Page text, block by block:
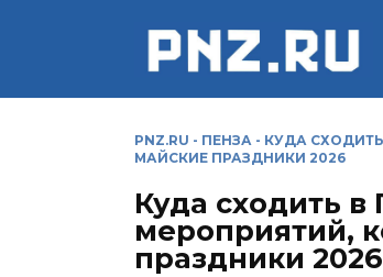
PNZ.RU - ПЕНЗА - КУДА
МАЙСКИЕ ПРАЗДНИКИ 2026
Куда сходить
мероприятий,
праздники 2026